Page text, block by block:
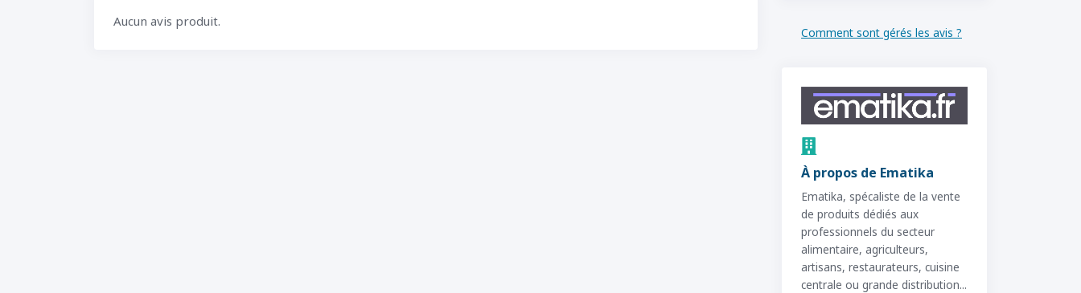
Aucun avis produit.
Comment sont gérés les avis ?
À propos de Ematika
Ematika, spécaliste de la vente
de produits dédiés aux
professionnels du secteur
alimentaire, agriculteurs,
artisans, restaurateurs, cuisine
centrale ou grande distribution...